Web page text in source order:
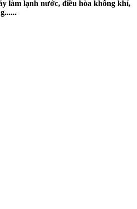
làm lạnh nước, điều hòa không khí,